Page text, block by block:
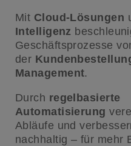
Mit Cloud-Lösungen
Intelligenz
Geschäftsprozesse
der
Management.
Durch regelbasierte
Automatisierung
Abläufe und
nachhaltig – für mehr